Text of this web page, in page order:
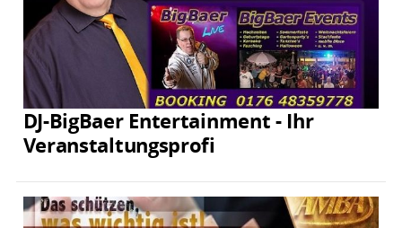
DJ-BigBaer Entertainment - Ihr
Veranstaltungsprofi